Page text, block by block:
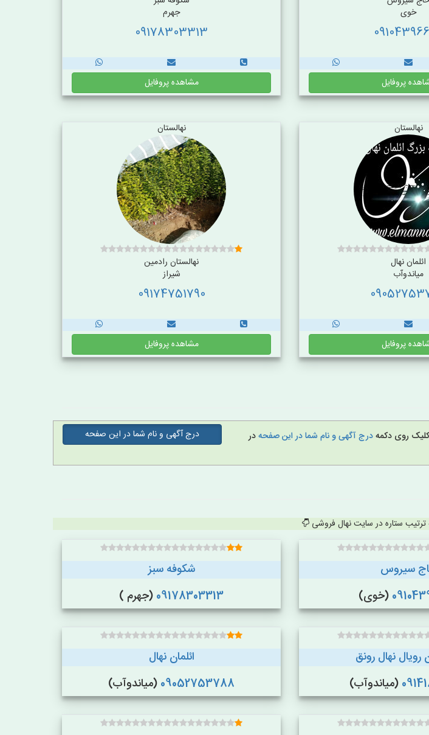
خوی
پروفایل
جهرم
09178303313
مشاهده پروفایل
نهالستان
ائلمان نهال
میاندوآب
پروفایل
نهالستان
نهالستان رادمین
شیراز
09174751790
مشاهده پروفایل
کلیک روی دکمهدرج آگهی و نام شما در این صفحهدر
درج آگهی و نام شما در این صفحه
ستاره در سایت نهال فروشی
سیروس
(خوی)
شکوفه سبز
09178303313 (جهرم )
رویال نهال رونق
(میاندوآب)
ائلمان نهال
09052753788 (میاندوآب)